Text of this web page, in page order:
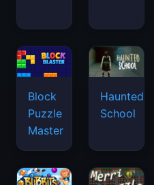
Block
Puzzle
Master
Haunted
School